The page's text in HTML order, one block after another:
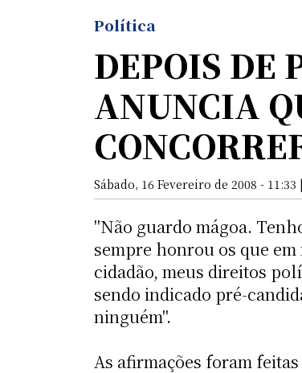
Política
DEPOIS DE
ANUNCIA
Sábado, 16 Fevereiro de 2008 - 11:33 |
"Não guardo mágoa.
sempre honrou os que
cidadão, meus direitos
sendo indicado pré-
ninguém".
As afirmações foram